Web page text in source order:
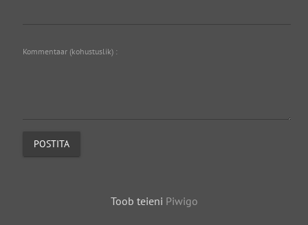
Kommentaar (kohustuslik) :
POSTITA
Toob teieni Piwigo